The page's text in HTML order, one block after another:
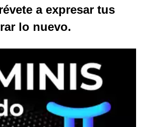
a expresar tus
lo nuevo.